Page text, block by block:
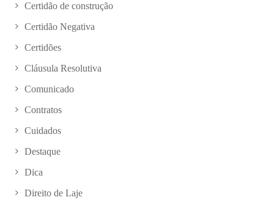
Certidão de construção
Certidão Negativa
Certidões
Cláusula Resolutiva
Comunicado
Contratos
Cuidados
Destaque
Dica
Direito de Laje